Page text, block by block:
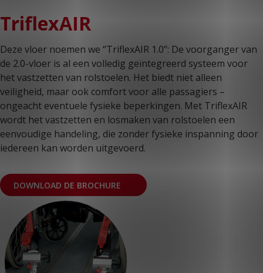
TriflexAIR
Deze vloer noemen we ‘’TriflexAIR 1.0’’: De voorganger van
de 2.0-vloer is al een volledig geïntegreerd systeem voor
het vastzetten van rolstoelen. Het biedt niet alleen
veiligheid, maar ook comfort voor alle passagiers –
ongeacht eventuele fysieke beperkingen. Met TriflexAIR
wordt het vastzetten en losmaken van rolstoelen een
eenvoudige handeling, die zonder fysieke inspanning door
iedereen kan worden uitgevoerd.
DOWNLOAD DE BROCHURE